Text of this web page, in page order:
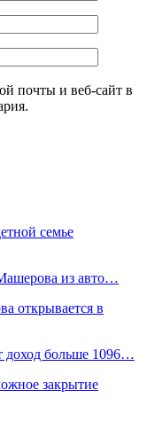
почты и веб-сайт в
семье
из авто…
открывается в
доход больше 1096…
закрытие